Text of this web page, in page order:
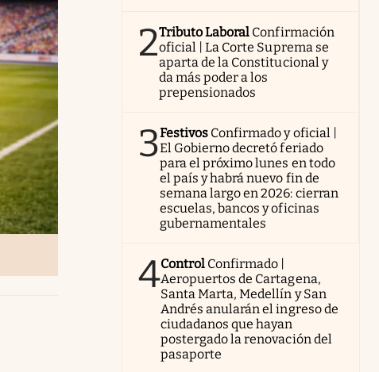
2Tributo Laboral Confirmación
oficial | La Corte Suprema se
aparta de la Constitucional y
da más poder a los
prepensionados
3Festivos Confirmado y oficial |
El Gobierno decretó feriado
para el próximo lunes en todo
el país y habrá nuevo fin de
semana largo en 2026: cierran
escuelas, bancos y oficinas
gubernamentales
4Control Confirmado |
Aeropuertos de Cartagena,
Santa Marta, Medellín y San
Andrés anularán el ingreso de
ciudadanos que hayan
postergado la renovación del
pasaporte